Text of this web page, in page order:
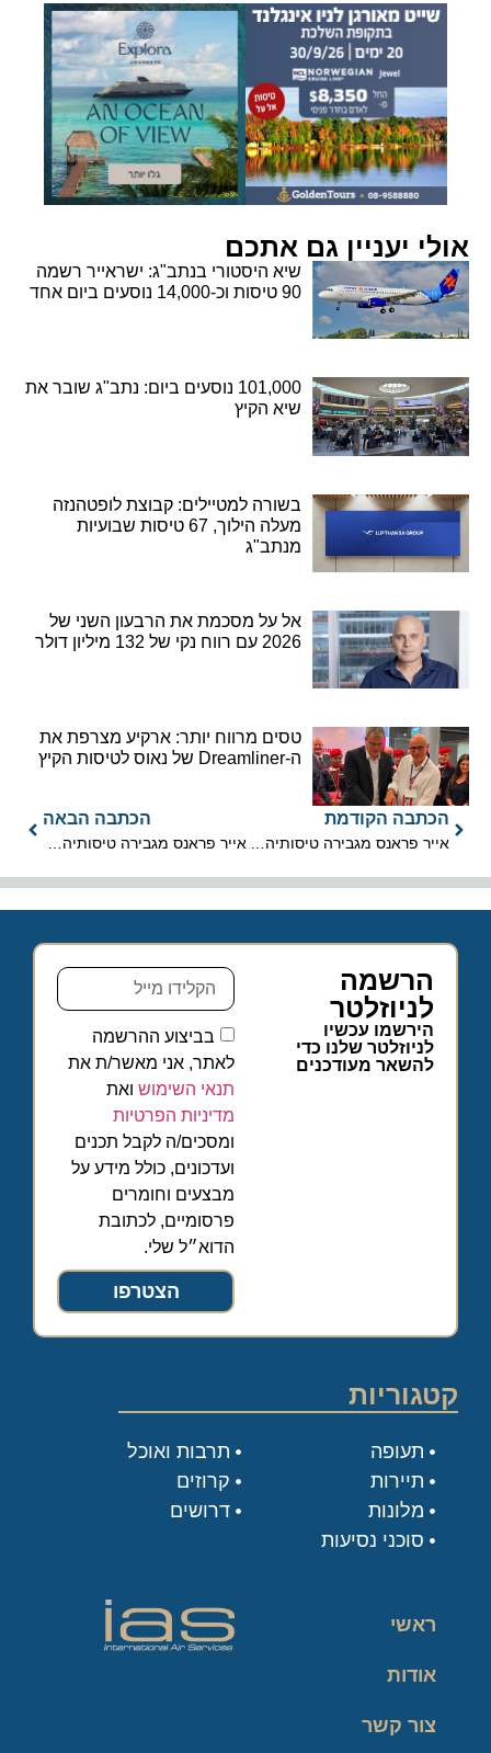
אולי יעניין גם אתכם
שיא היסטורי בנתב"ג: ישראייר רשמה
90 טיסות וכ-14,000 נוסעים ביום אחד
101,000 נוסעים ביום: נתב"ג שובר את
שיא הקיץ
בשורה למטיילים: קבוצת לופטהנזה
מעלה הילוך, 67 טיסות שבועיות
מנתב"ג
אל על מסכמת את הרבעון השני של
2026 עם רווח נקי של 132 מיליון דולר
טסים מרווח יותר: ארקיע מצרפת את
ה-Dreamliner של נאוס לטיסות הקיץ
הכתבה הקודמת הכתבה הבאה
הרשמה
לניוזלטר
הירשמו עכשיו
לניוזלטר שלנו כדי
להשאר מעודכנים
בביצוע ההרשמה
לאתר, אני מאשר/ת את
תנאי השימוש ואת
מדיניות הפרטיות
ומסכים/ה לקבל תכנים
ועדכונים, כולל מידע על
מבצעים וחומרים
פרסומיים, לכתובת
הדוא״ל שלי.
הצטרפו
קטגוריות
תעופה
תיירות
מלונות
סוכני נסיעות
תרבות ואוכל
קרוזים
דרושים
ראשי
אודות
צור קשר